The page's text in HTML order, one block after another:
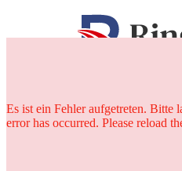
25
Es ist ein Fehler aufgetreten. Bitte
error has occurred. Please reload